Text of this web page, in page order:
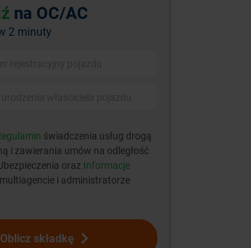
na OC/AC
2 minuty
świadczenia usług drogą
i zawierania umów na odległość
oraz Informacje
i administratorze
Oblicz składkę